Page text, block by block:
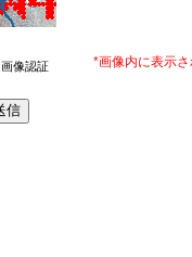
画像認証 *画像内に表示